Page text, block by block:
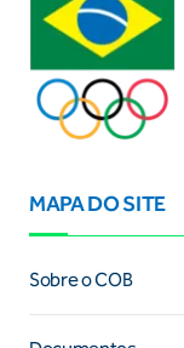
MAPA DO SITE
Sobre o COB